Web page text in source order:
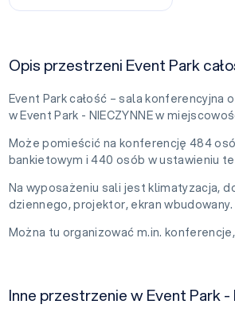
Opis przestrzeni Event Park
Event Park całość – sala konferencyjna
w Event Park - NIECZYNNE w
Może pomieścić na konferencję 484
bankietowym i 440 osób w ustawieniu
Na wyposażeniu sali jest klimatyzacja,
dziennego, projektor, ekran wbudowany.
Można tu organizować m.in.
Inne przestrzenie w Event Park -